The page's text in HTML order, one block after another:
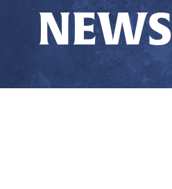
NEWS